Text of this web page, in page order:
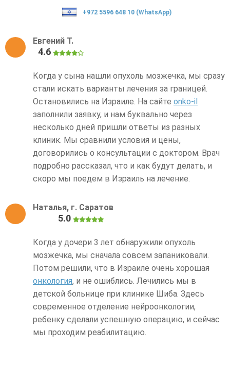
+972 5596 648 10 (WhatsApp)
Евгений Т.
4.6
Когда у сына нашли опухоль мозжечка, мы сразу
стали искать варианты лечения за границей.
Остановились на Израиле. На сайте onko-il
заполнили заявку, и нам буквально через
несколько дней пришли ответы из разных
клиник. Мы сравнили условия и цены,
договорились о консультации с доктором. Врач
подробно рассказал, что и как будут делать, и
скоро мы поедем в Израиль на лечение.
Наталья, г. Саратов
5.0
Когда у дочери 3 лет обнаружили опухоль
мозжечка, мы сначала совсем запаниковали.
Потом решили, что в Израиле очень хорошая
онкология, и не ошиблись. Лечились мы в
детской больнице при клинике Шиба. Здесь
современное отделение нейроонкологии,
ребенку сделали успешную операцию, и сейчас
мы проходим реабилитацию.